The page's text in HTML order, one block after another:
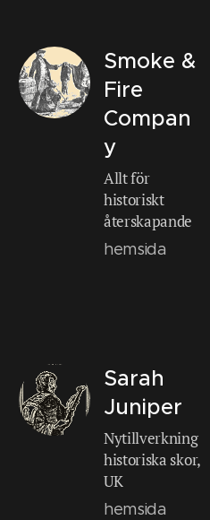
Smoke &
Fire
Compan
y
Allt för
historiskt
återskapande
hemsida
Sarah
Juniper
Nytillverkning
historiska skor,
UK
hemsida